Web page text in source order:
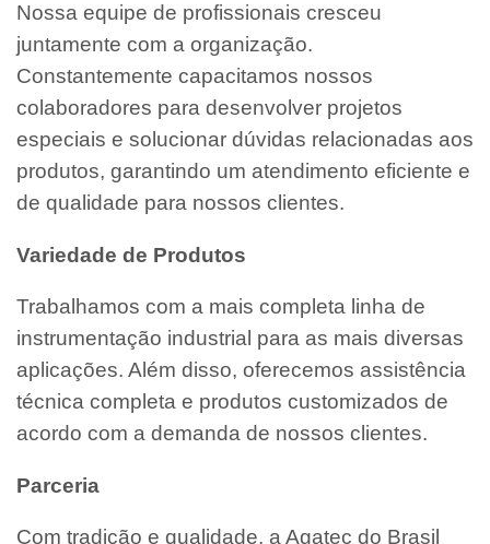
Nossa equipe de profissionais cresceu
juntamente com a organização.
Constantemente capacitamos nossos
colaboradores para desenvolver projetos
especiais e solucionar dúvidas relacionadas aos
produtos, garantindo um atendimento eficiente e
de qualidade para nossos clientes.
Variedade de Produtos
Trabalhamos com a mais completa linha de
instrumentação industrial para as mais diversas
aplicações. Além disso, oferecemos assistência
técnica completa e produtos customizados de
acordo com a demanda de nossos clientes.
Parceria
Com tradição e qualidade, a Agatec do Brasil